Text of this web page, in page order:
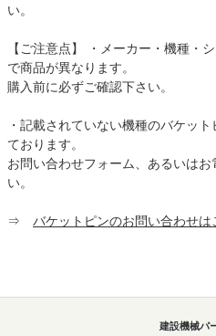
い。
【ご注意点】 ・メーカー・機種・
で商品が異なります。
購入前に必ずご確認下さい。
・記載されていない機種のバケッ
ております。
お問い合わせフォーム、あるいは
い。
⇒ バケットピンのお問い合わせは
建設機械パ